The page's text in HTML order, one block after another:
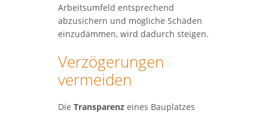
Arbeitsumfeld entsprechend
abzusichern und mögliche Schäden
einzudämmen, wird dadurch steigen.
Verzögerungen
vermeiden
Die Transparenzeines Bauplatzes